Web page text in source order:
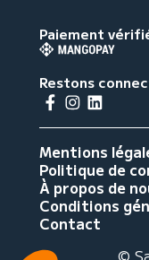
Paiement
Restons
Mentions
Politique de
À propos de
Conditions
Contact
©